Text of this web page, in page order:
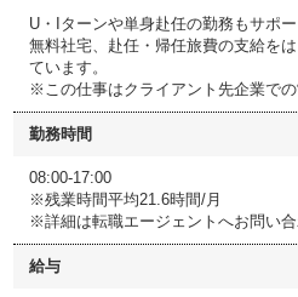
U・Iターンや単身赴任の勤務もサポー
無料社宅、赴任・帰任旅費の支給を
ています。
※この仕事はクライアント先企業での
勤務時間
08:00-17:00
※残業時間平均21.6時間/月
※詳細は転職エージェントへお問い合
給与